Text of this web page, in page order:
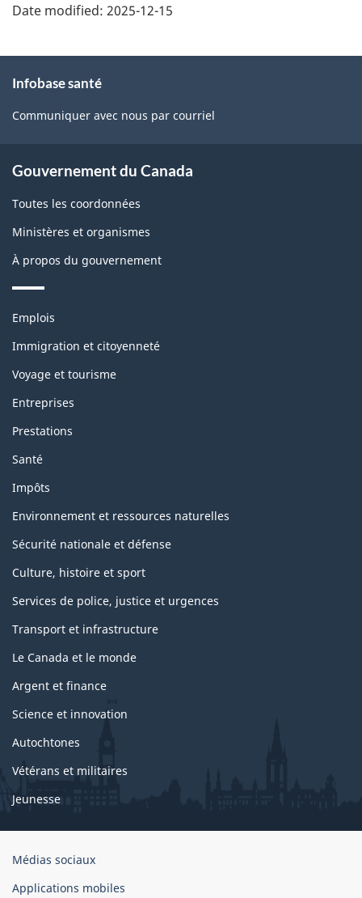
Date modified: 2025-12-15
propos
de
Infobase santé
Communiquer avec nous par courriel
Gouvernement du Canada
Toutes les coordonnées
Ministères et organismes
À propos du gouvernement
Thèmes
sujets
Emplois
Immigration et citoyenneté
Voyage et tourisme
Entreprises
Prestations
Santé
Impôts
Environnement et ressources naturelles
Sécurité nationale et défense
Culture, histoire et sport
Services de police, justice et urgences
Transport et infrastructure
Le Canada et le monde
Argent et finance
Science et innovation
Autochtones
Vétérans et militaires
Jeunesse
Organisation
gouvernement
Médias sociaux
Applications mobiles